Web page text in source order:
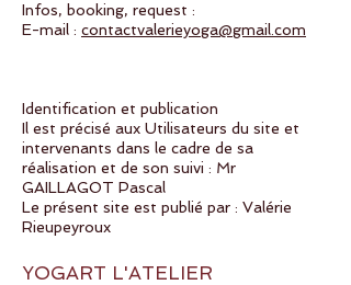
Infos, booking, request :
E-mail : contactvalerieyoga@gmail.com
Identification et publication
Il est précisé aux Utilisateurs du site et
intervenants dans le cadre de sa
réalisation et de son suivi : Mr
GAILLAGOT Pascal
Le présent site est publié par : Valérie
Rieupeyroux
YOGART L'ATELIER